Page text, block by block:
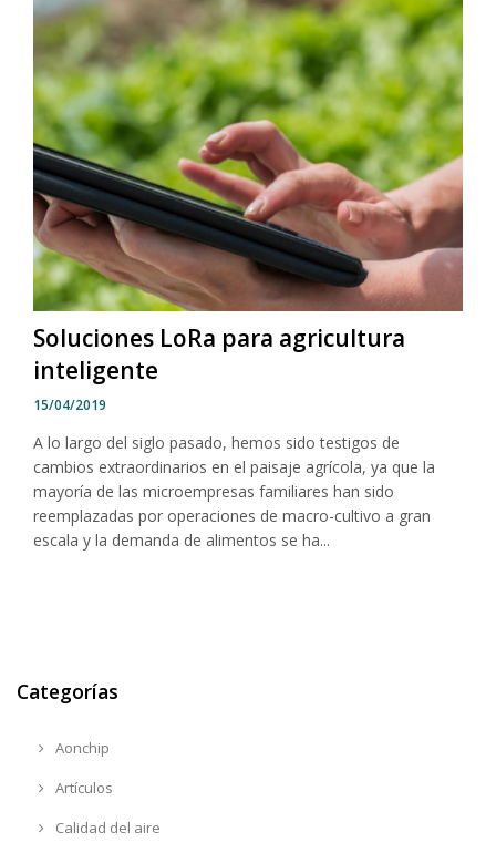
Soluciones LoRa para agricultura
inteligente
15/04/2019
A lo largo del siglo pasado, hemos sido testigos de
cambios extraordinarios en el paisaje agrícola, ya que la
mayoría de las microempresas familiares han sido
reemplazadas por operaciones de macro-cultivo a gran
escala y la demanda de alimentos se ha...
Categorías
Aonchip
Artículos
Calidad del aire